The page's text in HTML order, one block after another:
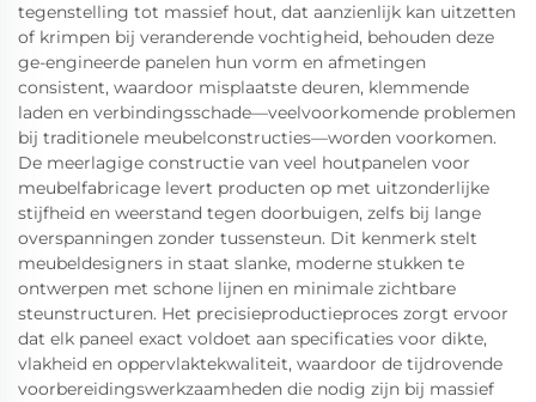
tegenstelling tot massief hout, dat aanzienlijk kan uitzetten
of krimpen bij veranderende vochtigheid, behouden deze
ge-engineerde panelen hun vorm en afmetingen
consistent, waardoor misplaatste deuren, klemmende
laden en verbindingsschade—veelvoorkomende problemen
bij traditionele meubelconstructies—worden voorkomen.
De meerlagige constructie van veel houtpanelen voor
meubelfabricage levert producten op met uitzonderlijke
stijfheid en weerstand tegen doorbuigen, zelfs bij lange
overspanningen zonder tussensteun. Dit kenmerk stelt
meubeldesigners in staat slanke, moderne stukken te
ontwerpen met schone lijnen en minimale zichtbare
steunstructuren. Het precisieproductieproces zorgt ervoor
dat elk paneel exact voldoet aan specificaties voor dikte,
vlakheid en oppervlaktekwaliteit, waardoor de tijdrovende
voorbereidingswerkzaamheden die nodig zijn bij massief